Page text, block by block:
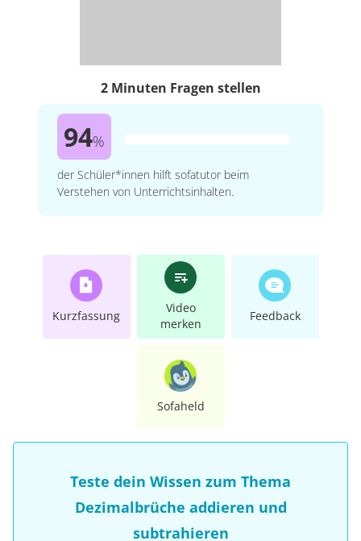
2 Minuten Fragen stellen
94%
der Schüler*innen hilft sofatutor beim
Verstehen von Unterrichtsinhalten.
Kurzfassung
Video
merken
Feedback
Sofaheld
Teste dein Wissen zum Thema
Dezimalbrüche addieren und
subtrahieren